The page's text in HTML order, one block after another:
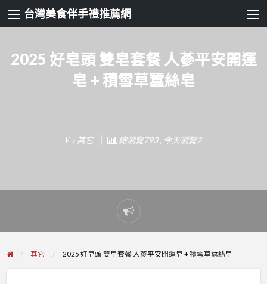
台灣美食伴手禮推薦網
2025 好皂頭 雙皂套餐 人蔘平安開運
皂 + 積雪草蠶絲皂
其它 總瀏覽793 , 今天瀏覽2
Report
problem
其它 2025 好皂頭 雙皂套餐 人蔘平安開運皂 + 積雪草蠶絲皂